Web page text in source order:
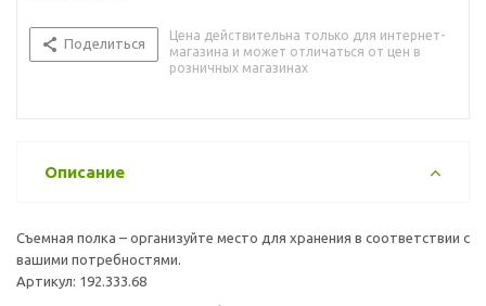
Поделиться
Цена действительна только для интернет-
магазина и может отличаться от цен в
розничных магазинах
Описание
Съемная полка – организуйте место для хранения в соответствии с
вашими потребностями.
Артикул: 192.333.68